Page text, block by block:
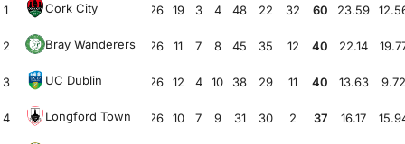
1 Cork City 26 19 3 4 48 22 32 60 23.59
2 Bray Wanderers 26 11 7 8 45 35 12 40 22.14
3 UC Dublin 26 12 4 10 38 29 11 40 13.63 9.72
4 Longford Town 26 10 7 9 31 30 2 37 16.17